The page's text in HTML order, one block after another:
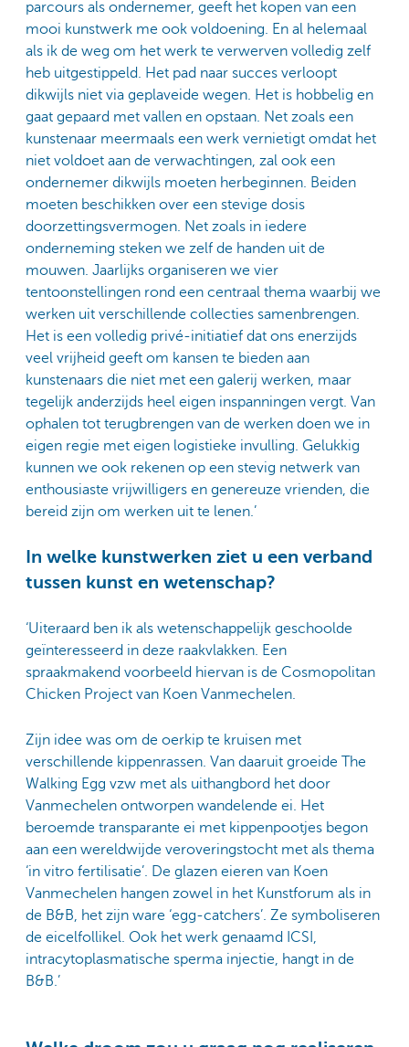
parcours als ondernemer, geeft het kopen van een
mooi kunstwerk me ook voldoening. En al helemaal
als ik de weg om het werk te verwerven volledig zelf
heb uitgestippeld. Het pad naar succes verloopt
dikwijls niet via geplaveide wegen. Het is hobbelig en
gaat gepaard met vallen en opstaan. Net zoals een
kunstenaar meermaals een werk vernietigt omdat het
niet voldoet aan de verwachtingen, zal ook een
ondernemer dikwijls moeten herbeginnen. Beiden
moeten beschikken over een stevige dosis
doorzettingsvermogen. Net zoals in iedere
onderneming steken we zelf de handen uit de
mouwen. Jaarlijks organiseren we vier
tentoonstellingen rond een centraal thema waarbij we
werken uit verschillende collecties samenbrengen.
Het is een volledig privé-initiatief dat ons enerzijds
veel vrijheid geeft om kansen te bieden aan
kunstenaars die niet met een galerij werken, maar
tegelijk anderzijds heel eigen inspanningen vergt. Van
ophalen tot terugbrengen van de werken doen we in
eigen regie met eigen logistieke invulling. Gelukkig
kunnen we ook rekenen op een stevig netwerk van
enthousiaste vrijwilligers en genereuze vrienden, die
bereid zijn om werken uit te lenen.’
In welke kunstwerken ziet u een verband
tussen kunst en wetenschap?
‘Uiteraard ben ik als wetenschappelijk geschoolde
geïnteresseerd in deze raakvlakken. Een
spraakmakend voorbeeld hiervan is de Cosmopolitan
Chicken Project van Koen Vanmechelen.
Zijn idee was om de oerkip te kruisen met
verschillende kippenrassen. Van daaruit groeide The
Walking Egg vzw met als uithangbord het door
Vanmechelen ontworpen wandelende ei. Het
beroemde transparante ei met kippenpootjes begon
aan een wereldwijde veroveringstocht met als thema
‘in vitro fertilisatie’. De glazen eieren van Koen
Vanmechelen hangen zowel in het Kunstforum als in
de B&B, het zijn ware ‘egg-catchers’. Ze symboliseren
de eicelfollikel. Ook het werk genaamd ICSI,
intracytoplasmatische sperma injectie, hangt in de
B&B.’